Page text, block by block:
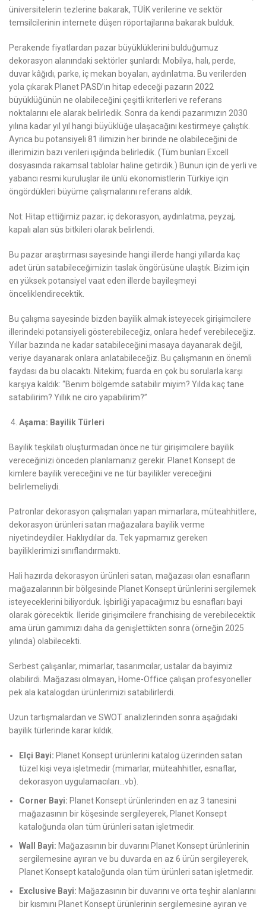
üniversitelerin tezlerine bakarak, TÜİK verilerine ve sektör
temsilcilerinin internete düşen röportajlarına bakarak bulduk.
Perakende fiyatlardan pazar büyüklüklerini bulduğumuz
dekorasyon alanındaki sektörler şunlardı: Mobilya, halı, perde,
duvar kâğıdı, parke, iç mekan boyaları, aydınlatma. Bu verilerden
yola çıkarak Planet PASD’ın hitap edeceği pazarın 2022
büyüklüğünün ne olabileceğini çeşitli kriterleri ve referans
noktalarını ele alarak belirledik. Sonra da kendi pazarımızın 2030
yılına kadar yıl yıl hangi büyüklüğe ulaşacağını kestirmeye çalıştık.
Ayrıca bu potansiyeli 81 ilimizin her birinde ne olabileceğini de
illerimizin bazı verileri ışığında belirledik. (Tüm bunları Excell
dosyasında rakamsal tablolar haline getirdik.) Bunun için de yerli ve
yabancı resmi kuruluşlar ile ünlü ekonomistlerin Türkiye için
öngördükleri büyüme çalışmalarını referans aldık.
Not: Hitap ettiğimiz pazar; iç dekorasyon, aydınlatma, peyzaj,
kapalı alan süs bitkileri olarak belirlendi.
Bu pazar araştırması sayesinde hangi illerde hangi yıllarda kaç
adet ürün satabileceğimizin taslak öngörüsüne ulaştık. Bizim için
en yüksek potansiyel vaat eden illerde bayileşmeyi
önceliklendirecektik.
Bu çalışma sayesinde bizden bayilik almak isteyecek girişimcilere
illerindeki potansiyeli gösterebileceğiz, onlara hedef verebileceğiz.
Yıllar bazında ne kadar satabileceğini masaya dayanarak değil,
veriye dayanarak onlara anlatabileceğiz. Bu çalışmanın en önemli
faydası da bu olacaktı. Nitekim; fuarda en çok bu sorularla karşı
karşıya kaldık: “Benim bölgemde satabilir miyim? Yılda kaç tane
satabilirim? Yıllık ne ciro yapabilirim?”
Aşama: Bayilik Türleri
Bayilik teşkilatı oluşturmadan önce ne tür girişimcilere bayilik
vereceğinizi önceden planlamanız gerekir. Planet Konsept de
kimlere bayilik vereceğini ve ne tür bayilikler vereceğini
belirlemeliydi.
Patronlar dekorasyon çalışmaları yapan mimarlara, müteahhitlere,
dekorasyon ürünleri satan mağazalara bayilik verme
niyetindeydiler. Haklıydılar da. Tek yapmamız gereken
bayiliklerimizi sınıflandırmaktı.
Hali hazırda dekorasyon ürünleri satan, mağazası olan esnafların
mağazalarının bir bölgesinde Planet Konsept ürünlerini sergilemek
isteyeceklerini biliyorduk. İşbirliği yapacağımız bu esnafları bayi
olarak görecektik. İleride girişimcilere franchising de verebilecektik
ama ürün gamımızı daha da genişlettikten sonra (örneğin 2025
yılında) olabilecekti.
Serbest çalışanlar, mimarlar, tasarımcılar, ustalar da bayimiz
olabilirdi. Mağazası olmayan, Home-Office çalışan profesyoneller
pek ala katalogdan ürünlerimizi satabilirlerdi.
Uzun tartışmalardan ve SWOT analizlerinden sonra aşağıdaki
bayilik türlerinde karar kıldık.
Elçi Bayi: Planet Konsept ürünlerini katalog üzerinden satan
tüzel kişi veya işletmedir (mimarlar, müteahhitler, esnaflar,
dekorasyon uygulamacıları…vb).
Corner Bayi: Planet Konsept ürünlerinden en az 3 tanesini
mağazasının bir köşesinde sergileyerek, Planet Konsept
kataloğunda olan tüm ürünleri satan işletmedir.
Wall Bayi: Mağazasının bir duvarını Planet Konsept ürünlerinin
sergilemesine ayıran ve bu duvarda en az 6 ürün sergileyerek,
Planet Konsept kataloğunda olan tüm ürünleri satan işletmedir.
Exclusive Bayi: Mağazasının bir duvarını ve orta teşhir alanlarını
bir kısmını Planet Konsept ürünlerinin sergilemesine ayıran ve